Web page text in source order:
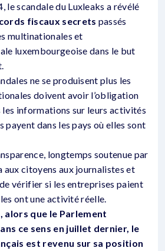
le scandale du Luxleaks a révélé
fiscaux secrets passés
multinationales et
luxembourgeoise dans le but
ne se produisent plus les
doivent avoir l’obligation
informations sur leurs activités
payent dans les pays où elles sont
longtemps soutenue par
aux citoyens aux journalistes et
vérifier si les entreprises paient
ont une activité réelle.
alors que le Parlement
ce sens en juillet dernier, le
est revenu sur sa position